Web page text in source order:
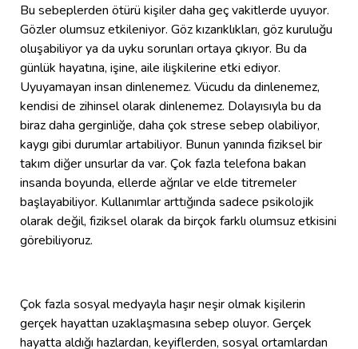
Bu sebeplerden ötürü kişiler daha geç vakitlerde uyuyor.
Gözler olumsuz etkileniyor. Göz kızarıklıkları, göz kuruluğu
oluşabiliyor ya da uyku sorunları ortaya çıkıyor. Bu da
günlük hayatına, işine, aile ilişkilerine etki ediyor.
Uyuyamayan insan dinlenemez. Vücudu da dinlenemez,
kendisi de zihinsel olarak dinlenemez. Dolayısıyla bu da
biraz daha gerginliğe, daha çok strese sebep olabiliyor,
kaygı gibi durumlar artabiliyor. Bunun yanında fiziksel bir
takım diğer unsurlar da var. Çok fazla telefona bakan
insanda boyunda, ellerde ağrılar ve elde titremeler
başlayabiliyor. Kullanımlar arttığında sadece psikolojik
olarak değil, fiziksel olarak da birçok farklı olumsuz etkisini
görebiliyoruz.
Çok fazla sosyal medyayla haşır neşir olmak kişilerin
gerçek hayattan uzaklaşmasına sebep oluyor. Gerçek
hayatta aldığı hazlardan, keyiflerden, sosyal ortamlardan